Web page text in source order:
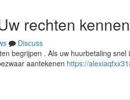
rechten
Discuss
begrijpen . Als uw huurbetaling
aantekenen https://